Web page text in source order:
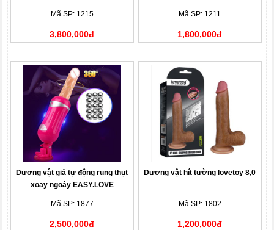
Mã SP: 1215
3,800,000đ
Mã SP: 1211
1,800,000đ
Dương vật giả tự động rung thụt
xoay ngoáy EASY.LOVE
Mã SP: 1877
2,500,000đ
Dương vật hít tường lovetoy 8,0
Mã SP: 1802
1,200,000đ